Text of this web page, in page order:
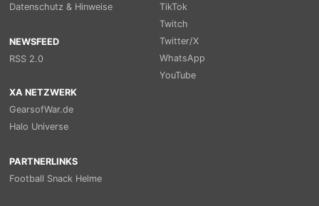
Datenschutz & Hinweise
NEWSFEED
RSS 2.0
TikTok
Twitch
Twitter/X
WhatsApp
YouTube
XA NETZWERK
GearsofWar.de
Halo Universe
PARTNERLINKS
Football Snack Helme